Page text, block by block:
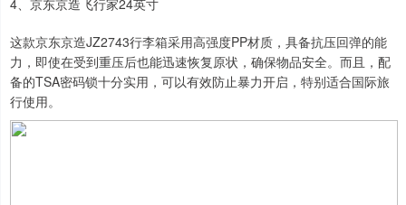
4、京东京造飞行家24英寸
这款京东京造JZ2743行李箱采用高强度PP材质，具备抗压回弹的能
力，即使在受到重压后也能迅速恢复原状，确保物品安全。而且，配
备的TSA密码锁十分实用，可以有效防止暴力开启，特别适合国际旅
行使用。